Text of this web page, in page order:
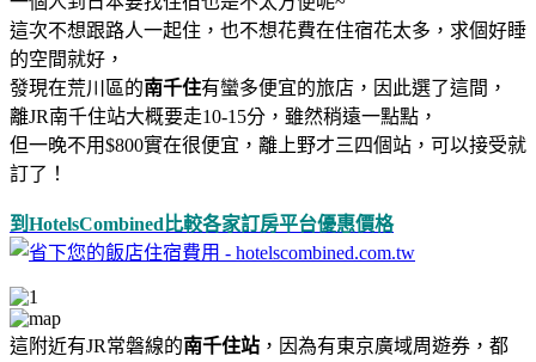
這次不想跟路人一起住，也不想花費在住宿花太多，求個好睡
的空間就好，
發現在荒川區的南千住有蠻多便宜的旅店，因此選了這間，
離JR南千住站大概要走10-15分，雖然稍遠一點點，
但一晚不用$800實在很便宜，離上野才三四個站，可以接受就
訂了！
到HotelsCombined比較各家訂房平台優惠價格
這附近有JR常磐線的南千住站 ，因為有東京廣域周遊券，都